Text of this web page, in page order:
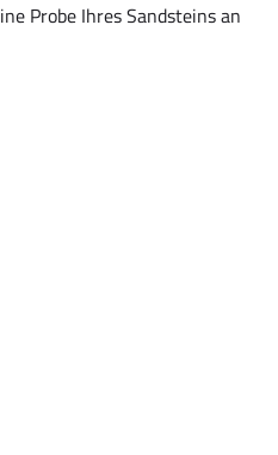
Probe Ihres Sandsteins an